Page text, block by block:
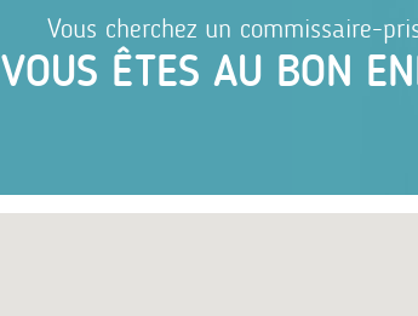
Vous cherchez un commissaire-
VOUS ÊTES AU BON